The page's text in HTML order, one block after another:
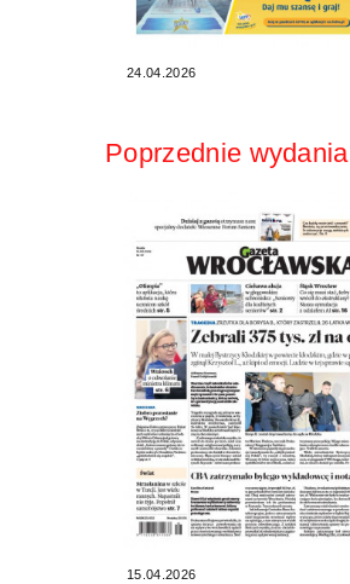
24.04.2026
Poprzednie wydania
15.04.2026